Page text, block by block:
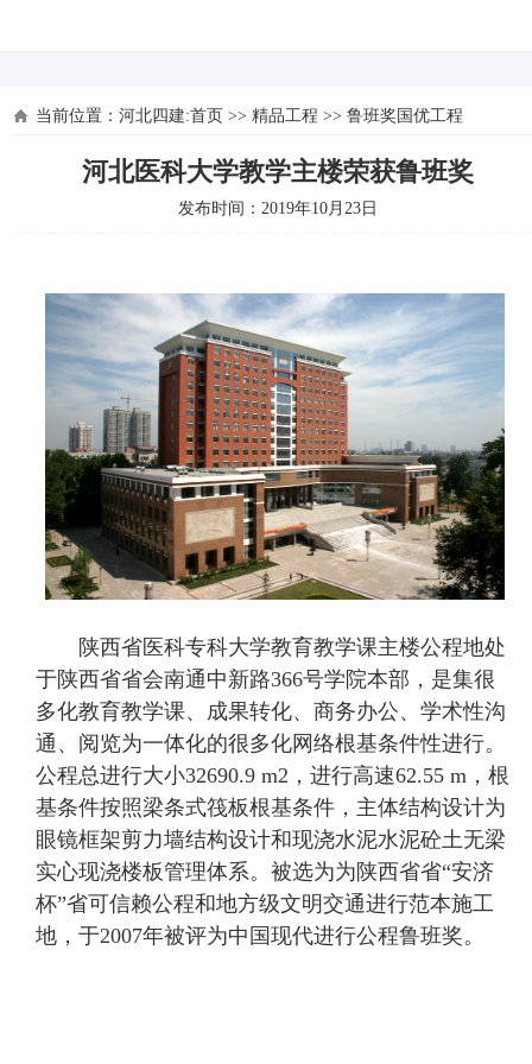
当前位置： 河北四建:首页 >> 精品工程 >> 鲁班奖国优工程
河北医科大学教学主楼荣获鲁班奖
发布时间：2019年10月23日
陕西省医科专科大学教育教学课主楼公程地处
于陕西省省会南通中新路366号学院本部，是集很
多化教育教学课、成果转化、商务办公、学术性沟
通、阅览为一体化的很多化网络根基条件性进行。
公程总进行大小32690.9 m2，进行高速62.55 m，根
基条件按照梁条式筏板根基条件，主体结构设计为
眼镜框架剪力墙结构设计和现浇水泥水泥砼土无梁
实心现浇楼板管理体系。被选为为陕西省省“安济
杯”省可信赖公程和地方级文明交通进行范本施工
地，于2007年被评为中国现代进行公程鲁班奖。